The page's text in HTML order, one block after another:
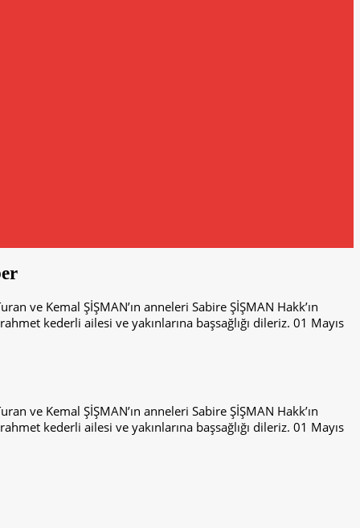
ve Kemal ŞİŞMAN’ın anneleri Sabire ŞİŞMAN Hakk’ın
kederli ailesi ve yakınlarına başsağlığı dileriz. 01 Mayıs
ve Kemal ŞİŞMAN’ın anneleri Sabire ŞİŞMAN Hakk’ın
kederli ailesi ve yakınlarına başsağlığı dileriz. 01 Mayıs